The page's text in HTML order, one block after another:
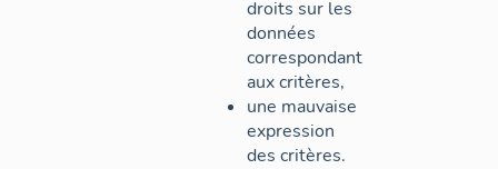
droits sur les
données
correspondant
aux critères,
une mauvaise
expression
des critères.